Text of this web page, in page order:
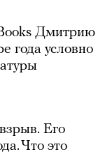
Дмитрию
года условно
Его
Что это